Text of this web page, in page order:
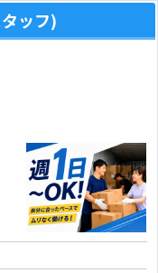
ッフ)